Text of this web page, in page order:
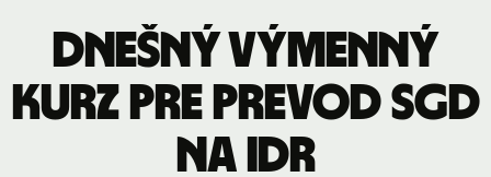
Dnešný výmenný
kurz pre prevod SGD
na IDR